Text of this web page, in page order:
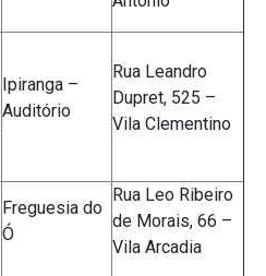
Ipiranga –
Auditório
Rua Leandro
Dupret, 525 –
Vila Clementino
Freguesia do
Ó
Rua Leo Ribeiro
de Morais, 66 –
Vila Arcadia